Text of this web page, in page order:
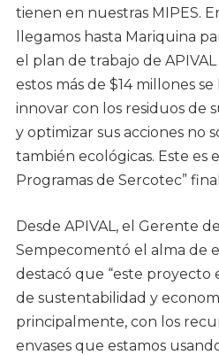
tienen en nuestras MIPES.
llegamos hasta Mariquina
el plan de trabajo de APIVAL
estos más de $14 millones
innovar con los residuos de
y optimizar sus acciones no
también ecológicas. Este es
Programas de Sercotec”
Desde APIVAL, el Gerente
Sempecomentó el alma de
destacó que “este proyecto
de sustentabilidad y
principalmente, con los
envases que estamos